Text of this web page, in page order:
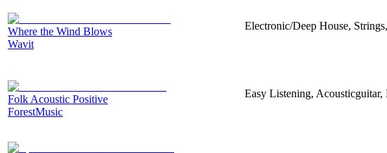
Where the Wind Blows
Wavit
Electronic/Deep House,
Folk Acoustic Positive
ForestMusic
Easy Listening, Acousticguitar,